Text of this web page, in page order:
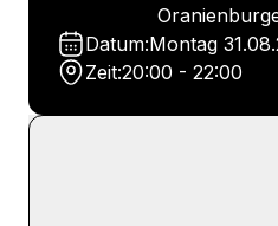
Datum:Montag
Zeit:20:00 - 22:00